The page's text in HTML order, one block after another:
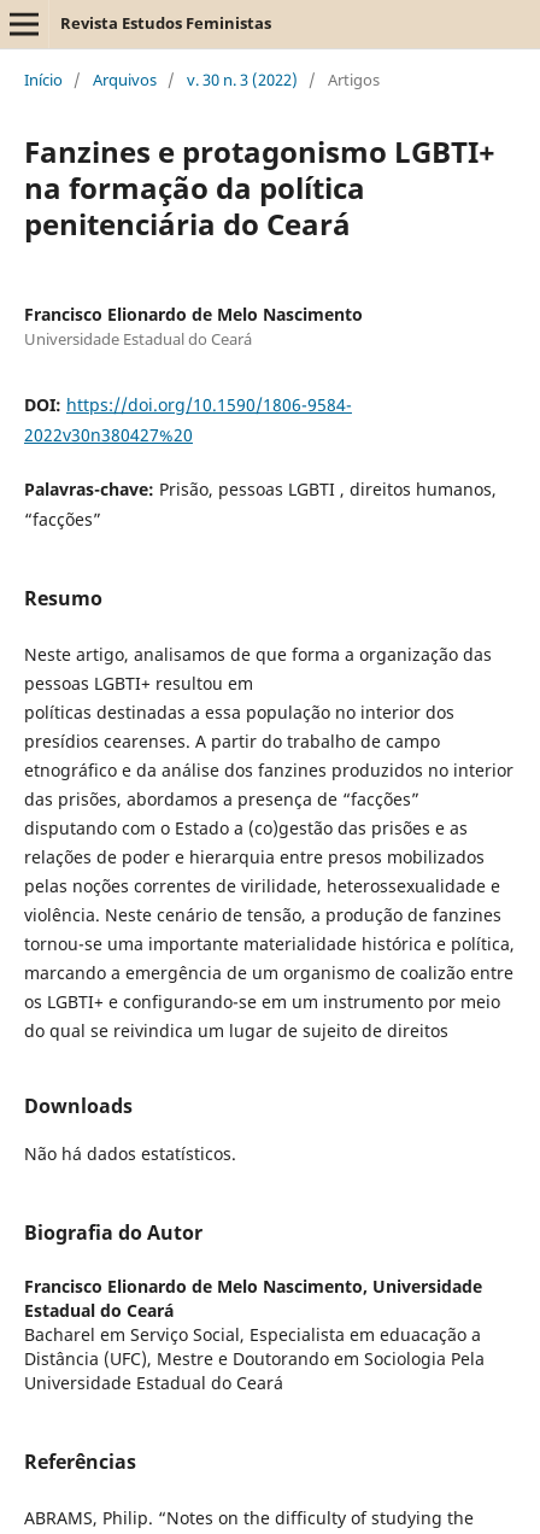
Revista Estudos Feministas
Início / Arquivos / v. 30 n. 3 (2022) / Artigos
Fanzines e protagonismo LGBTI+
na formação da política
penitenciária do Ceará
Francisco Elionardo de Melo Nascimento
Universidade Estadual do Ceará
DOI: https://doi.org/10.1590/1806-9584-
2022v30n380427%20
Palavras-chave: Prisão, pessoas LGBTI , direitos humanos,
“facções”
Resumo
Neste artigo, analisamos de que forma a organização das
pessoas LGBTI+ resultou em
políticas destinadas a essa população no interior dos
presídios cearenses. A partir do trabalho de campo
etnográfico e da análise dos fanzines produzidos no interior
das prisões, abordamos a presença de “facções”
disputando com o Estado a (co)gestão das prisões e as
relações de poder e hierarquia entre presos mobilizados
pelas noções correntes de virilidade, heterossexualidade e
violência. Neste cenário de tensão, a produção de fanzines
tornou-se uma importante materialidade histórica e política,
marcando a emergência de um organismo de coalizão entre
os LGBTI+ e configurando-se em um instrumento por meio
do qual se reivindica um lugar de sujeito de direitos
Downloads
Não há dados estatísticos.
Biografia do Autor
Francisco Elionardo de Melo Nascimento, Universidade
Estadual do Ceará
Bacharel em Serviço Social, Especialista em eduacação a
Distância (UFC), Mestre e Doutorando em Sociologia Pela
Universidade Estadual do Ceará
Referências
ABRAMS, Philip. “Notes on the difficulty of studying the